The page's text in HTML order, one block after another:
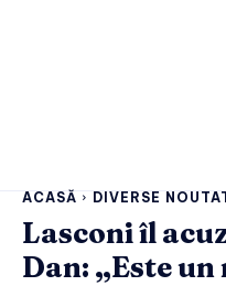
ACASĂ DIVERSE
Lasconi îl
Dan: „Este